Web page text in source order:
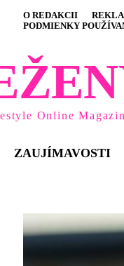
O REDAKCII
PODMIENKY
Online
ZAUJÍMAVOSTI